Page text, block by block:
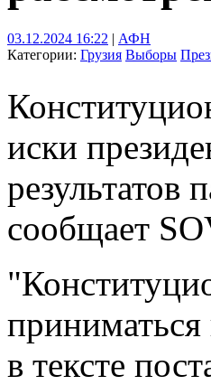
03.12.2024 16:22 | АФН
Категории: Грузия Выборы
иски
результатов
сообщает
в тексте